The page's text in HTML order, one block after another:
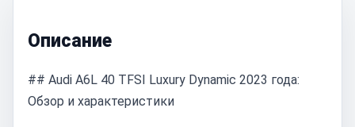
Описание
## Audi A6L 40 TFSI Luxury Dynamic 2023 года:
Обзор и характеристики